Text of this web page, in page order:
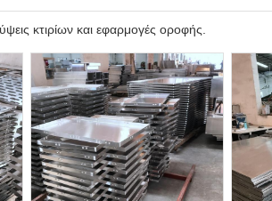
κτιρίων και εφαρμογές οροφής.